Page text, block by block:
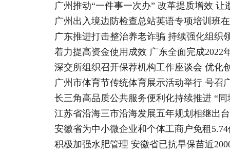
广州推动“一件事一次办” 改革提质增效 让
广州出入境边防检查总站英语专项培训班
广东推进打击整治养老诈骗 持续强化组织
着力提高资金使用成效 广东全面完成2022
深交所组织召开保荐机构工作座谈会 优化
广州市体育节传统体育展示活动举行 号召
长三角高品质公共服务便利化持续推进 “
江苏省沿海三市沿海发展五年规划相继出
安徽省为中小微企业和个体工商户免租
积极加强水肥管理 安徽省已抗旱保苗近